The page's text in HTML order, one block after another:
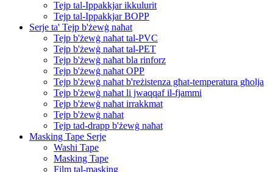
Tejp tal-Ippakkjar ikkulurit
Tejp tal-Ippakkjar BOPP
Serje ta' Tejp b'żewġ naħat
Tejp b'żewġ naħat tal-PVC
Tejp b'żewġ naħat tal-PET
Tejp b'żewġ naħat bla rinforz
Tejp b'żewġ naħat OPP
Tejp b'żewġ naħat b'reżistenza għat-temperatura għolja
Tejp b'żewġ naħat li jwaqqaf il-fjammi
Tejp b'żewġ naħat irrakkmat
Tejp b'żewġ naħat
Tejp tad-drapp b'żewġ naħat
Masking Tape Serje
Washi Tape
Masking Tape
Film tal-masking